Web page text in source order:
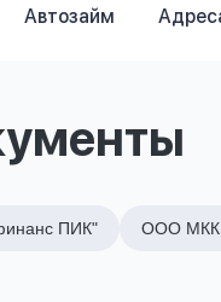
Автозайм
ПИК" ООО МКК